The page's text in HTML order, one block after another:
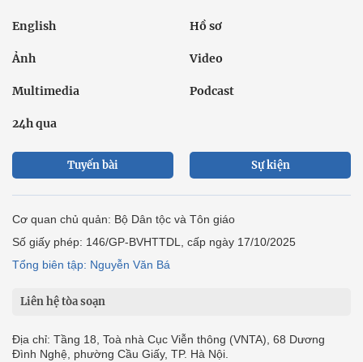
English Hồ sơ
Ảnh Video
Multimedia Podcast
24h qua
Tuyến bài Sự kiện
Cơ quan chủ quản: Bộ Dân tộc và Tôn giáo
Số giấy phép: 146/GP-BVHTTDL, cấp ngày 17/10/2025
Tổng biên tập: Nguyễn Văn Bá
Liên hệ tòa soạn
Địa chỉ: Tầng 18, Toà nhà Cục Viễn thông (VNTA), 68 Dương
Đình Nghệ, phường Cầu Giấy, TP. Hà Nội.